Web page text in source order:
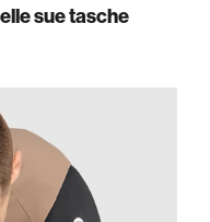
sue tasche